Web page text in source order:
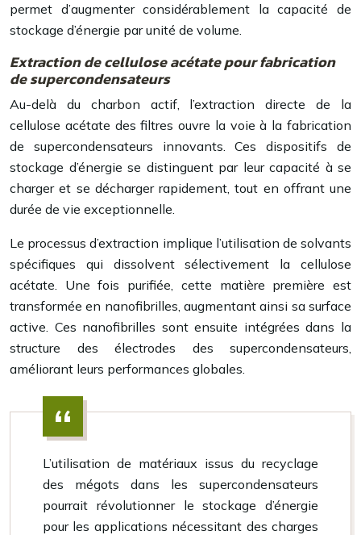
permet d’augmenter considérablement la capacité de
stockage d’énergie par unité de volume.
Extraction de cellulose acétate pour fabrication
de supercondensateurs
Au-delà du charbon actif, l’extraction directe de la
cellulose acétate des filtres ouvre la voie à la fabrication
de supercondensateurs innovants. Ces dispositifs de
stockage d’énergie se distinguent par leur capacité à se
charger et se décharger rapidement, tout en offrant une
durée de vie exceptionnelle.
Le processus d’extraction implique l’utilisation de solvants
spécifiques qui dissolvent sélectivement la cellulose
acétate. Une fois purifiée, cette matière première est
transformée en nanofibrilles, augmentant ainsi sa surface
active. Ces nanofibrilles sont ensuite intégrées dans la
structure des électrodes des supercondensateurs,
améliorant leurs performances globales.
L’utilisation de matériaux issus du recyclage
des mégots dans les supercondensateurs
pourrait révolutionner le stockage d’énergie
pour les applications nécessitant des charges